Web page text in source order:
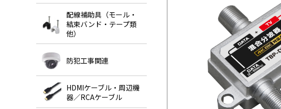
配線補助具（モール・
結束バンド・テープ類
他）
防犯工事関連
HDMIケーブル・周辺機
器／RCAケーブル